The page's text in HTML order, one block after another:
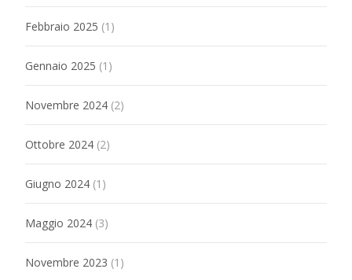
Febbraio 2025 (1)
Gennaio 2025 (1)
Novembre 2024 (2)
Ottobre 2024 (2)
Giugno 2024 (1)
Maggio 2024 (3)
Novembre 2023 (1)